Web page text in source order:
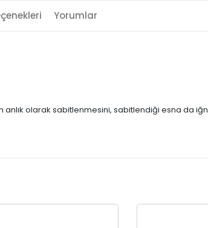
Yorumlar
olarak sabitlenmesini, sabitlendiği esna da